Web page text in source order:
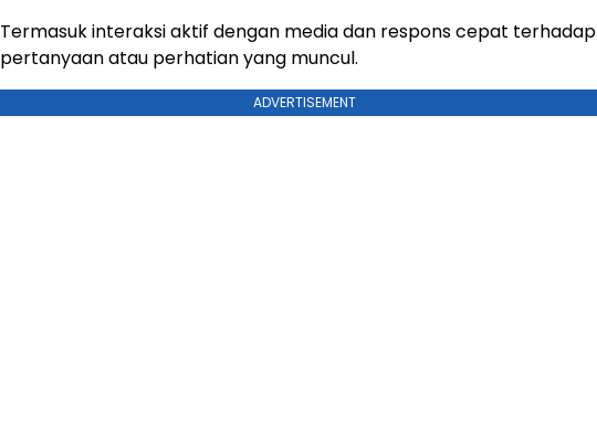
Termasuk interaksi aktif dengan media dan respons cepat terhadap
pertanyaan atau perhatian yang muncul.
ADVERTISEMENT